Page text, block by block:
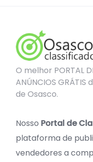
O melhor PORTAL
ANÚNCIOS GRÁTIS
de Osasco.
Nosso Portal de
plataforma de
vendedores a